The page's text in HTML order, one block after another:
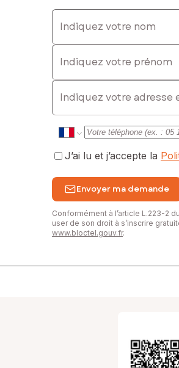
Indiquez votre nom
Indiquez votre prénom
E-mail
J’ai lu et j’accepte la
Envoyer ma demande
Conformément à l’article L.223-2
user de son droit à s’inscrire
www.bloctel.gouv.fr.